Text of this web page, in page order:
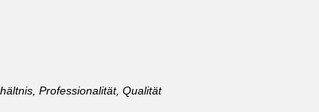
Professionalität, Qualität